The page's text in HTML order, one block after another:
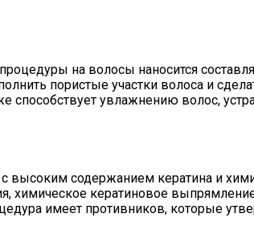
на волосы наносится
пористые участки волоса и
увлажнению волос,
высоким содержанием кератина и
химическое кератиновое
имеет противников, которые